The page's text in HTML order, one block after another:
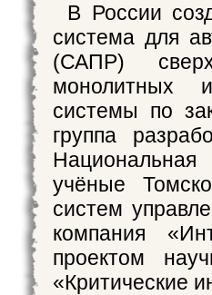
В России
система для
(САПР)
монолитных
системы по
группа
Национальная
учёные
систем
компания
проектом
«Критические